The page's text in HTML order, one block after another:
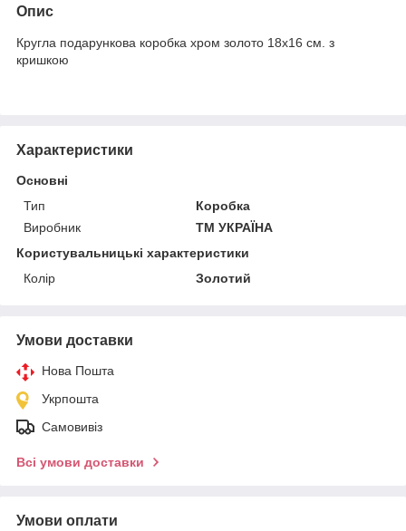
Опис
Кругла подарункова коробка хром золото 18х16 см. з
кришкою
Характеристики
Основні
Тип
Коробка
Виробник
ТМ УКРАЇНА
Користувальницькі характеристики
Колір
Золотий
Умови доставки
Нова Пошта
Укрпошта
Самовивіз
Всі умови доставки
Умови оплати